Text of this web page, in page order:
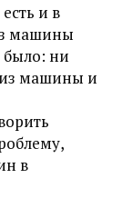
и в
машины
было: ни
машины и
в